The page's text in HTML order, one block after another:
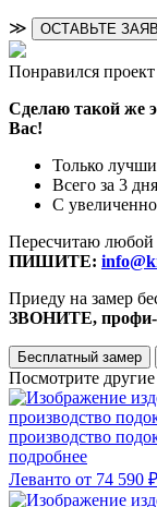
≫ ОСТАВЬТЕ
Понравился
Сделаю такой же
Вас!
Только
Всего за 3
С
Пересчитаю любой
ПИШИТЕ:
Приеду на замер
ЗВОНИТЕ, профи-
Бесплатный замер
Посмотрите
производство
подробнее
Леванто от 74 590 ₽